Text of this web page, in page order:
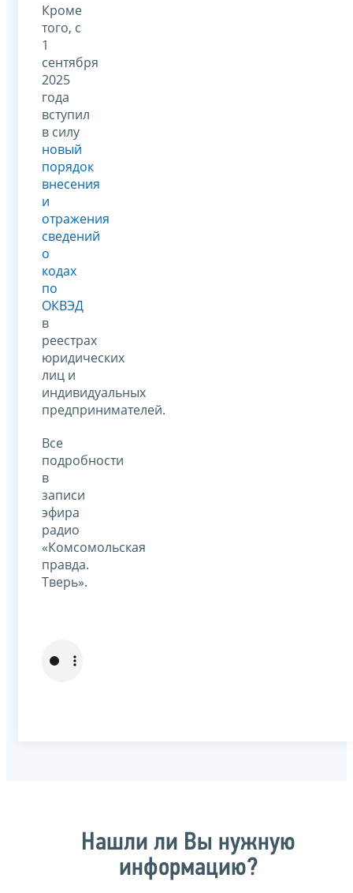
Кроме
того, с
1
сентября
2025
года
вступил
в силу
новый
порядок
внесения
и
отражения
сведений
о
кодах
по
ОКВЭД
в
реестрах
юридических
лиц и
индивидуальных
предпринимателей.
Все
подробности
в
записи
эфира
радио
«Комсомольская
правда.
Тверь».
Нашли ли Вы нужную
информацию?